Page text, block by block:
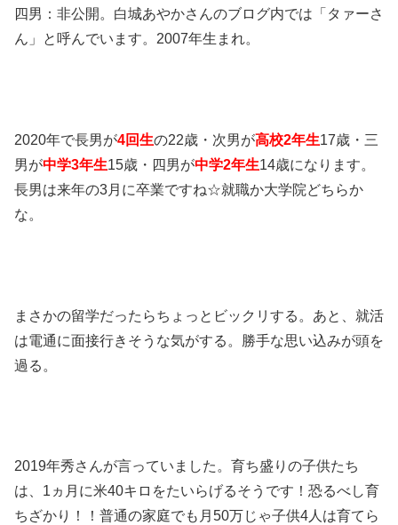
四男：非公開。白城あやかさんのブログ内では「タァーさ
ん」と呼んでいます。2007年生まれ。
2020年で長男が4回生の22歳・次男が高校2年生17歳・三
男が中学3年生15歳・四男が中学2年生14歳になります。
長男は来年の3月に卒業ですね☆就職か大学院どちらか
な。
まさかの留学だったらちょっとビックリする。あと、就活
は電通に面接行きそうな気がする。勝手な思い込みが頭を
過る。
2019年秀さんが言っていました。育ち盛りの子供たち
は、1ヵ月に米40キロをたいらげるそうです！恐るべし育
ちざかり！！普通の家庭でも月50万じゃ子供4人は育てら